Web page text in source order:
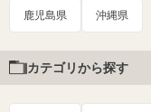
鹿児島県 沖縄県
カテゴリから探す